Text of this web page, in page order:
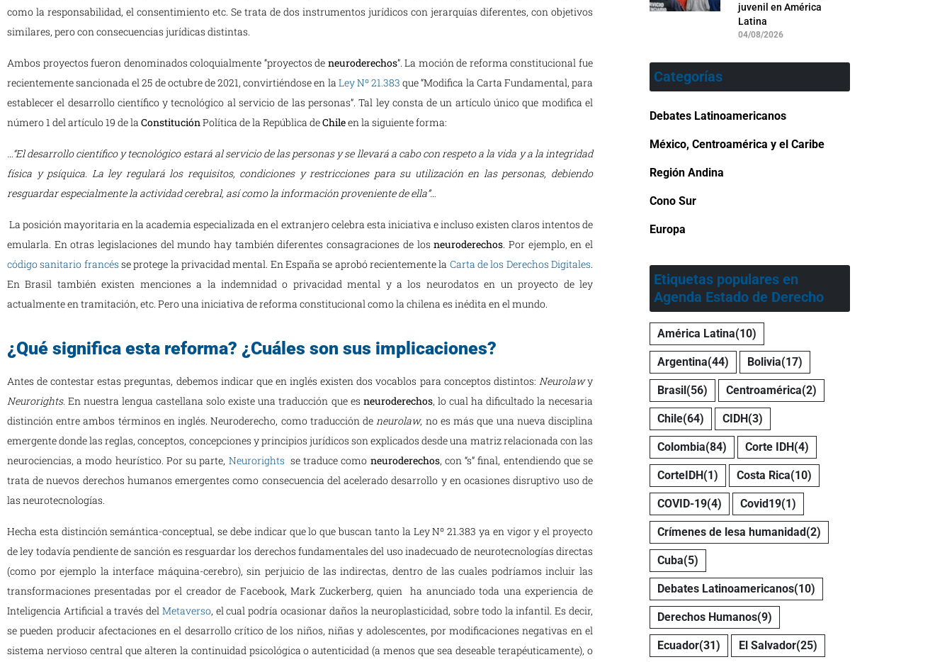
como la responsabilidad, el consentimiento etc. Se trata de dos instrumentos jurídicos con jerarquías diferentes, con objetivos
similares, pero con consecuencias jurídicas distintas.
Ambos proyectos fueron denominados coloquialmente “proyectos de neuroderechos”. La moción de reforma constitucional fue
recientemente sancionada el 25 de octubre de 2021, convirtiéndose en la Ley Nº 21.383 que “Modifica la Carta Fundamental, para
establecer el desarrollo científico y tecnológico al servicio de las personas”. Tal ley consta de un artículo único que modifica el
número 1 del artículo 19 de la Constitución Política de la República deChileen la siguiente forma:
…“El desarrollo científico y tecnológico estará al servicio de las personas y se llevará a cabo con respeto a la vida y a la integridad
física y psíquica. La ley regulará los requisitos, condiciones y restricciones para su utilización en las personas, debiendo
resguardar especialmente la actividad cerebral, así como la información proveniente de ella”…
La posición mayoritaria en la academia especializada en el extranjero celebra esta iniciativa e incluso existen claros intentos de
emularla. En otras legislaciones del mundo hay también diferentes consagraciones de losneuroderechos. Por ejemplo, en el
código sanitario francés se protege la privacidad mental. En España se aprobó recientemente la Carta de los Derechos Digitales.
En Brasil también existen menciones a la indemnidad o privacidad mental y a los neurodatos en un proyecto de ley
actualmente en tramitación, etc. Pero una iniciativa de reforma constitucional como la chilena es inédita en el mundo.
¿Qué significa esta reforma? ¿Cuáles son sus implicaciones?
Antes de contestar estas preguntas, debemos indicar que en inglés existen dos vocablos para conceptos distintos: Neurolawy
Neurorights. En nuestra lengua castellana solo existe una traducción que es neuroderechos, lo cual ha dificultado la necesaria
distinción entre ambos términos en inglés. Neuroderecho, como traducción de neurolaw, no es más que una nueva disciplina
emergente donde las reglas, conceptos, concepciones y principios jurídicos son explicados desde una matriz relacionada con las
neurociencias, a modo heurístico. Por su parte, Neurorights se traduce como neuroderechos, con “s” final, entendiendo que se
trata de nuevos derechos humanos emergentes como consecuencia del acelerado desarrollo y en ocasiones disruptivo uso de
las neurotecnologías.
Hecha esta distinción semántica-conceptual, se debe indicar que lo que buscan tanto la Ley Nº 21.383 ya en vigor y el proyecto
de ley todavía pendiente de sanción es resguardar los derechos fundamentales del uso inadecuado de neurotecnologías directas
(como por ejemplo la interface máquina-cerebro), sin perjuicio de las indirectas, dentro de las cuales podríamos incluir las
transformaciones presentadas por el creador de Facebook, Mark Zuckerberg, quien ha anunciado toda una experiencia de
Inteligencia Artificial a través del Metaverso, el cual podría ocasionar daños la neuroplasticidad, sobre todo la infantil. Es decir,
se pueden producir afectaciones en el desarrollo crítico de los niños, niñas y adolescentes, por modificaciones negativas en el
sistema nervioso central que alteren la continuidad psicológica o autenticidad (a menos que sea deseable terapéuticamente), o
juvenil en América
Latina
04/08/2026
Categorías
Debates Latinoamericanos
México, Centroamérica y el Caribe
Región Andina
Cono Sur
Europa
Etiquetas populares en
Agenda Estado de Derecho
América Latina(10)
Argentina(44) Bolivia(17)
Brasil(56) Centroamérica(2)
Chile(64) CIDH(3)
Colombia(84) Corte IDH(4)
CorteIDH(1) Costa Rica(10)
COVID-19(4) Covid19(1)
Crímenes de lesa humanidad(2)
Cuba(5)
Debates Latinoamericanos(10)
Derechos Humanos(9)
Ecuador(31) El Salvador(25)